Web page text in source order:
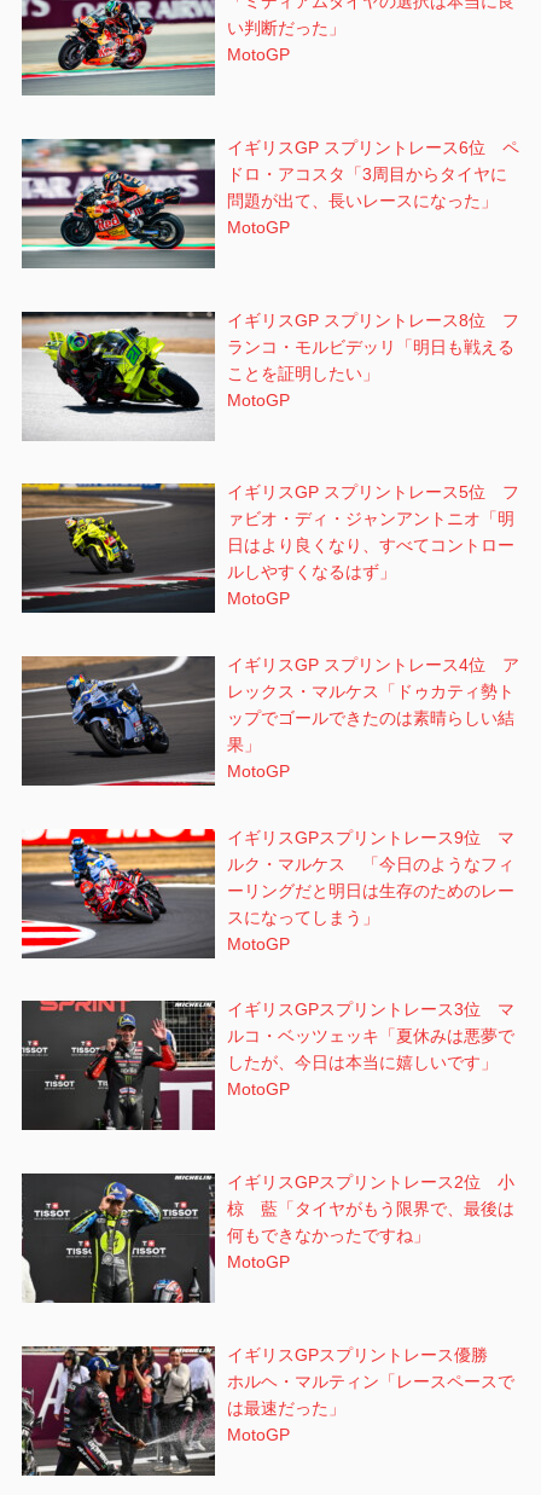
い判断だった」
MotoGP
イギリスGP スプリントレース6位 ペ
ドロ・アコスタ「3周目からタイヤに
問題が出て、長いレースになった」
MotoGP
イギリスGP スプリントレース8位 フ
ランコ・モルビデッリ「明日も戦える
ことを証明したい」
MotoGP
イギリスGP スプリントレース5位 フ
ァビオ・ディ・ジャンアントニオ「明
日はより良くなり、すべてコントロー
ルしやすくなるはず」
MotoGP
イギリスGP スプリントレース4位 ア
レックス・マルケス「ドゥカティ勢ト
ップでゴールできたのは素晴らしい結
果」
MotoGP
イギリスGPスプリントレース9位 マ
ルク・マルケス 「今日のようなフィ
ーリングだと明日は生存のためのレー
スになってしまう」
MotoGP
イギリスGPスプリントレース3位 マ
ルコ・ベッツェッキ「夏休みは悪夢で
したが、今日は本当に嬉しいです」
MotoGP
イギリスGPスプリントレース2位 小
椋 藍「タイヤがもう限界で、最後は
何もできなかったですね」
MotoGP
イギリスGPスプリントレース優勝
ホルヘ・マルティン「レースペースで
は最速だった」
MotoGP